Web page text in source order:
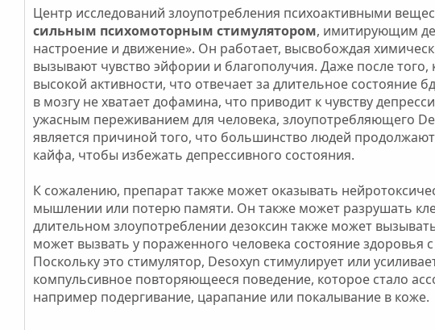
Центр исследований злоупотребления психоактивными
сильным психомоторным стимулятором, имитирующим
настроение и движение». Он работает, высвобождая
вызывают чувство эйфории и благополучия. Даже после того,
высокой активности, что отвечает за длительное состояние
в мозгу не хватает дофамина, что приводит к чувству
ужасным переживанием для человека, злоупотребляющего
является причиной того, что большинство людей
кайфа, чтобы избежать депрессивного состояния.
К сожалению, препарат также может оказывать
мышлении или потерю памяти. Он также может разрушать
длительном злоупотреблении дезоксин также может
может вызвать у пораженного человека состояние
Поскольку это стимулятор, Desoxyn стимулирует или
компульсивное повторяющееся поведение, которое стало
например подергивание, царапание или покалывание в коже.